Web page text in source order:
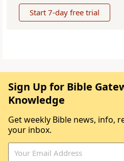
Start 7-day free trial
Sign Up for Bible
Knowledge
Get weekly Bible news, info,
your inbox.